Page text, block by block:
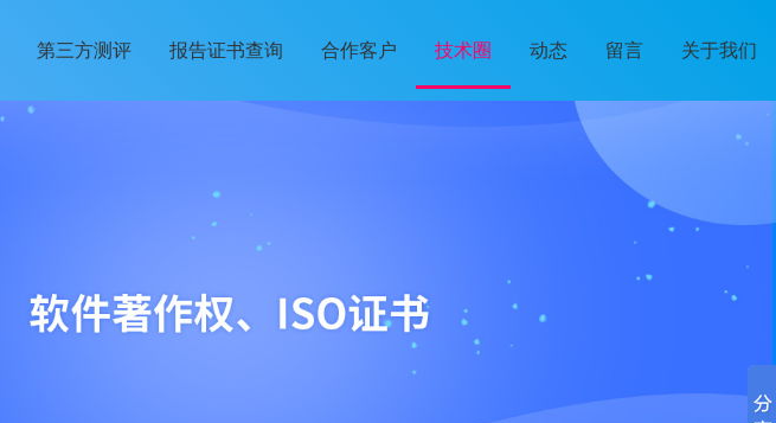
第三方测评 报告证书查询 合作客户 技术圈 动态 留言 关于我们